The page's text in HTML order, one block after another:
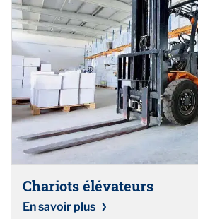
Chariots élévateurs
En savoir plus